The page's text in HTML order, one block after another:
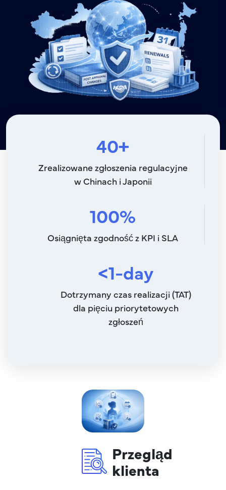
40+
Zrealizowane zgłoszenia regulacyjne
w Chinach i Japonii
100%
Osiągnięta zgodność z KPI i SLA
<1-day
Dotrzymany czas realizacji (TAT)
dla pięciu priorytetowych
zgłoszeń
Przegląd
klienta